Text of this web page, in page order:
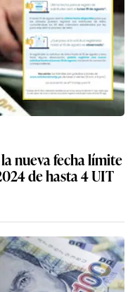
nueva fecha límite
de hasta 4 UIT